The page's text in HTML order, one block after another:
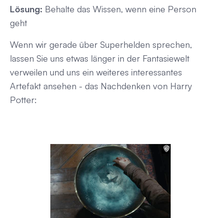
Lösung: Behalte das Wissen, wenn eine Person
geht
Wenn wir gerade über Superhelden sprechen,
lassen Sie uns etwas länger in der Fantasiewelt
verweilen und uns ein weiteres interessantes
Artefakt ansehen - das Nachdenken von Harry
Potter: